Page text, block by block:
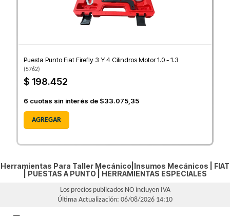
Puesta Punto Fiat Firefly 3 Y 4 Cilindros Motor 1.0 - 1.3
(5762)
$ 198.452
6 cuotas sin interés de $33.075,35
AGREGAR
Herramientas Para Taller Mecánico|Insumos Mecánicos | FIAT
PUESTAS A PUNTO HERRAMIENTAS ESPECIALES
Los precios publicados NO incluyen IVA
Última Actualización: 06/08/2026 14:10